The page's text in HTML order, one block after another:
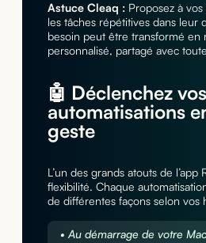
Astuce Cleaq :Proposez à
les tâches répétitives dans leur
besoin peut être transformé en
personnalisé, partagé avec
🤖 Déclenchez vos
automatisations
geste
L’un des grands atouts de l’app
flexibilité. Chaque
de différentes façons selon vos
• Au démarrage de votre